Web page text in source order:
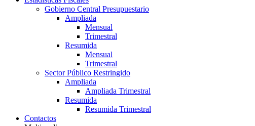
Gobierno Central Presupuestario
Ampliada
Mensual
Trimestral
Resumida
Mensual
Trimestral
Sector Público Restringido
Ampliada
Ampliada Trimestral
Resumida
Resumida Trimestral
Contactos